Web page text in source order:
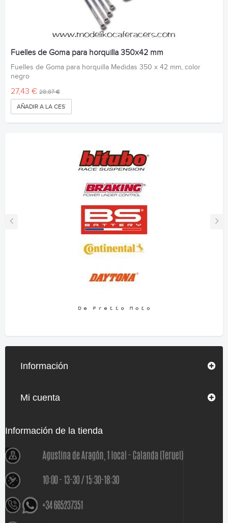
Fuelles de Goma para horquilla 350x42 mm
Fuelles de Goma para horquilla Medidas 350 x 42 mm, color
negro
27,43 € 28,87 €
AÑADIR A LA CESTA
Información
Mi cuenta
Información de la tienda